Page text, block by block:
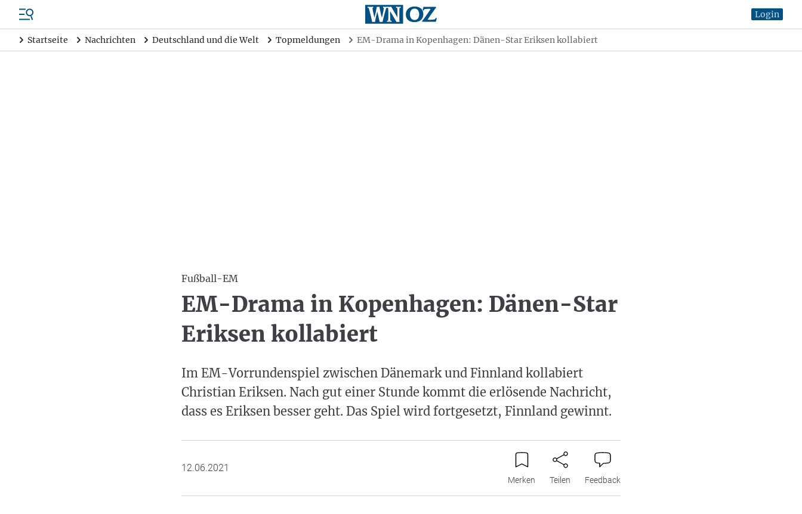
Login
Startseite Nachrichten Deutschland und die Welt Topmeldungen EM-Drama in Kopenhagen: Dänen-Star Eriksen kollabiert
Fußball-EM
EM-Drama in Kopenhagen: Dänen-Star
Eriksen kollabiert
Im EM-Vorrundenspiel zwischen Dänemark und Finnland kollabiert
Christian Eriksen. Nach gut einer Stunde kommt die erlösende Nachricht,
dass es Eriksen besser geht. Das Spiel wird fortgesetzt, Finnland gewinnt.
12.06.2021
Merken Teilen Feedback